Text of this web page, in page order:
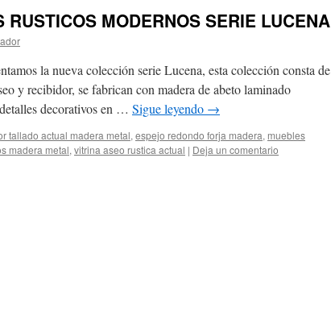
MODERNOS SERIE LUCENA
la nueva colección serie Lucena, esta colección consta de
y recibidor, se fabrican con madera de abeto laminado
decorativos en … Sigue leyendo →
tallado actual madera metal, espejo redondo forja madera, muebles
madera metal, vitrina aseo rustica actual | Deja un comentario